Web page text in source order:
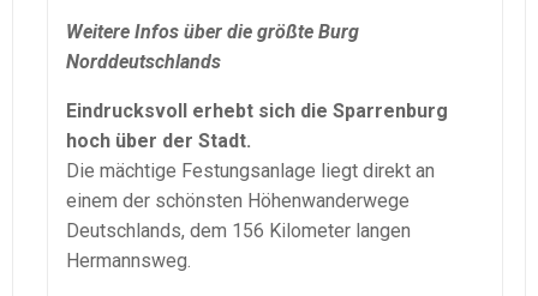
Weitere Infos über die größte Burg
Norddeutschlands
Eindrucksvoll erhebt sich die Sparrenburg
hoch über der Stadt.
Die mächtige Festungsanlage liegt direkt an
einem der schönsten Höhenwanderwege
Deutschlands, dem 156 Kilometer langen
Hermannsweg.